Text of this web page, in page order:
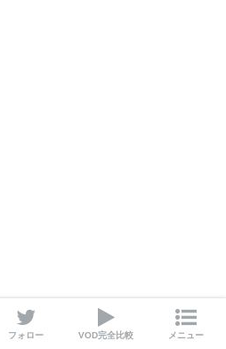
フォロー VOD完全比較 メニュー